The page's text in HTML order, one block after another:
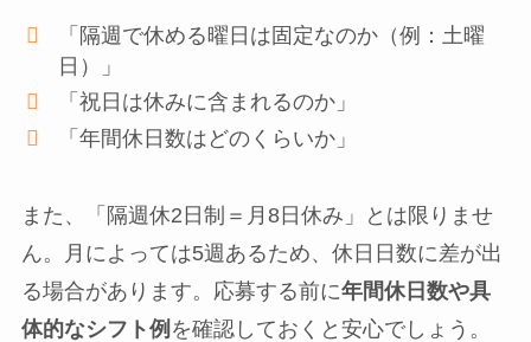
「隔週で休める曜日は固定なのか（例：土曜
日）」
「祝日は休みに含まれるのか」
「年間休日数はどのくらいか」
また、「隔週休2日制＝月8日休み」とは限りませ
ん。月によっては5週あるため、休日日数に差が出
る場合があります。応募する前に年間休日数や具
体的なシフト例 を確認しておくと安心でしょう。